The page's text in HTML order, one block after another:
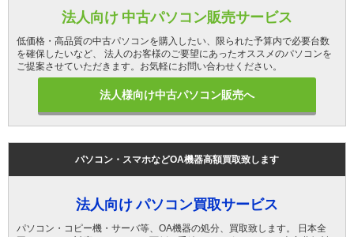
法人向け 中古パソコン販売サービス
低価格・高品質の中古パソコンを購入したい、限られた予算内で必要台数
を確保したいなど、 法人のお客様のご要望にあったオススメのパソコンを
ご提案させていただきます。お気軽にお問い合わせください。
法人様向け中古パソコン販売へ
パソコン・スマホなどOA機器高額買取致します
法人向け パソコン買取サービス
パソコン・コピー機・サーバ等、OA機器の処分、買取致します。 日本全